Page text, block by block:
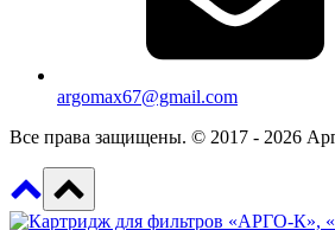
argomax67@gmail.com
Все права защищены. © 2017 - 2026